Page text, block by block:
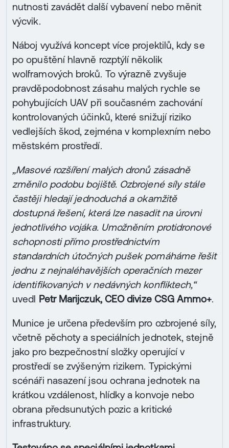
nutnosti zavádět další vybavení nebo měnit
výcvik.
Náboj využívá koncept více projektilů, kdy se
po opuštění hlavně rozptýlí několik
wolframových broků. To výrazně zvyšuje
pravděpodobnost zásahu malých rychle se
pohybujících UAV při současném zachování
kontrolovaných účinků, které snižují riziko
vedlejších škod, zejména v komplexním nebo
městském prostředí.
„Masové rozšíření malých dronů zásadně
změnilo podobu bojiště. Ozbrojené síly stále
častěji hledají jednoduchá a okamžitě
dostupná řešení, která lze nasadit na úrovni
jednotlivého vojáka. Umožněním protidronové
schopnosti přímo prostřednictvím
standardních útočných pušek pomáháme řešit
jednu z nejnaléhavějších operačních mezer
identifikovaných v nedávných konfliktech,“
uvedl Petr Marijczuk, CEO divize CSG Ammo+.
Munice je určena především pro ozbrojené síly,
včetně pěchoty a speciálních jednotek, stejně
jako pro bezpečnostní složky operující v
prostředí se zvýšeným rizikem. Typickými
scénáři nasazení jsou ochrana jednotek na
krátkou vzdálenost, hlídky a konvoje nebo
obrana předsunutých pozic a kritické
infrastruktury.